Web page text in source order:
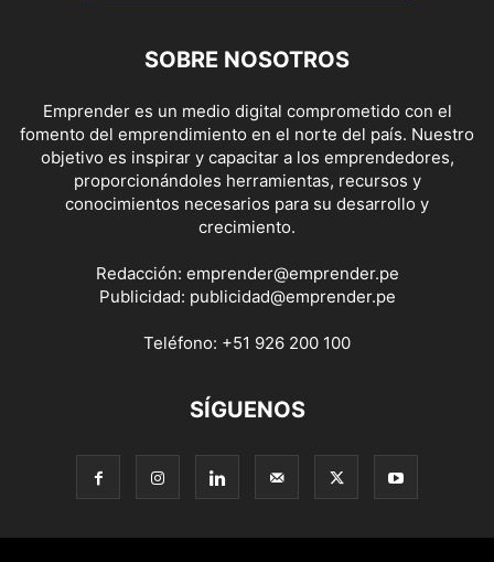
SOBRE NOSOTROS
Emprender es un medio digital comprometido con el
fomento del emprendimiento en el norte del país. Nuestro
objetivo es inspirar y capacitar a los emprendedores,
proporcionándoles herramientas, recursos y
conocimientos necesarios para su desarrollo y
crecimiento.
Redacción: emprender@emprender.pe
Publicidad: publicidad@emprender.pe
Teléfono: +51 926 200 100
SÍGUENOS